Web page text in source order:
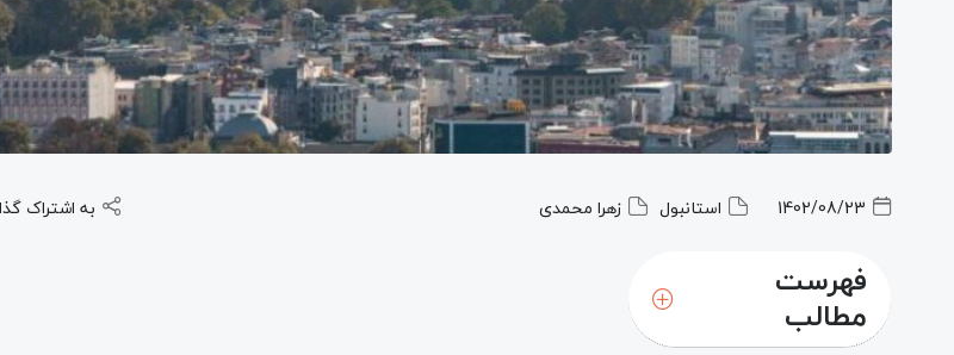
1402/08/23 استانبول زهرا محمدی به اشتراک
فهرست
مطالب